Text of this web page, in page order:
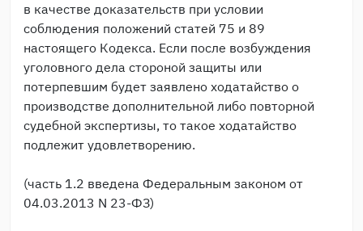
в качестве доказательств при условии
соблюдения положений статей 75 и 89
настоящего Кодекса. Если после возбуждения
уголовного дела стороной защиты или
потерпевшим будет заявлено ходатайство о
производстве дополнительной либо повторной
судебной экспертизы, то такое ходатайство
подлежит удовлетворению.
(часть 1.2 введена Федеральным законом от
04.03.2013 N 23-ФЗ)